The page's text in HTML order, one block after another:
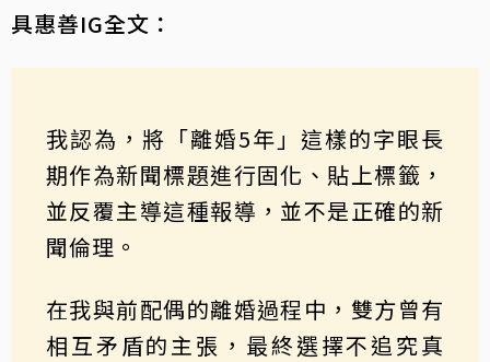
具惠善IG全文：
我認為，將「離婚5年」這樣的字眼長
期作為新聞標題進行固化、貼上標籤，
並反覆主導這種報導，並不是正確的新
聞倫理。
在我與前配偶的離婚過程中，雙方曾有
相互矛盾的主張，最終選擇不追究真